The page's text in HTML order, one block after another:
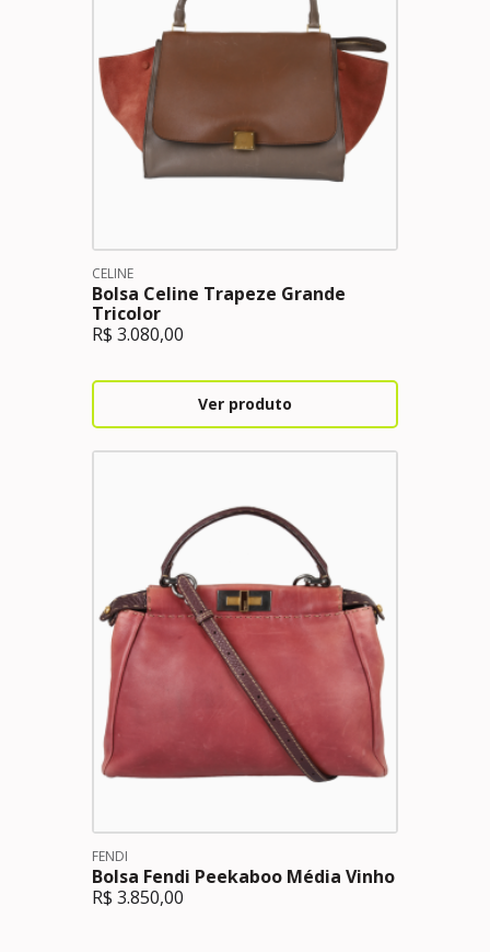
CELINE
Bolsa Celine Trapeze Grande
Tricolor
R$ 3.080,00
Ver produto
FENDI
Bolsa Fendi Peekaboo Média Vinho
R$ 3.850,00